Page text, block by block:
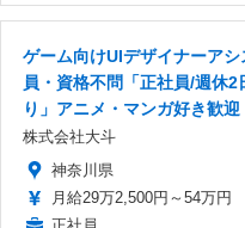
ゲーム向けUIデザイナーア
員・資格不問「正社員/週休2
り」アニメ・マンガ好き歓迎
株式会社大斗
神奈川県
月給29万2,500円～54万円